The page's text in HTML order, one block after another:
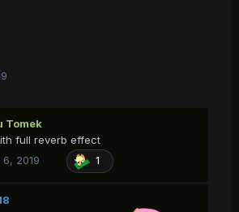
Tomek
full reverb effect
2019
1